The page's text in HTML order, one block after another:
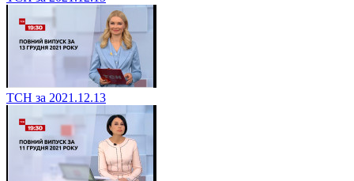
ТСН за 2021.12.13